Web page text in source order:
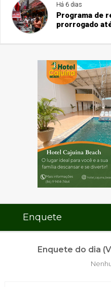
Há 6 dias
Programa de
prorrogado
Enquete
Enquete do dia